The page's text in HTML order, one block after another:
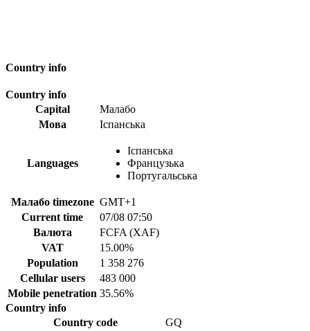
Country info
Country info
Capital
Малабо
Мова
Іспанська
Languages
Іспанська
Французька
Португальська
Малабо timezone GMT+1
Current time
07/08 07:50
Валюта
FCFA (XAF)
VAT
15.00%
Population
1 358 276
Cellular users
483 000
Mobile penetration 35.56%
Country info
Country code
GQ